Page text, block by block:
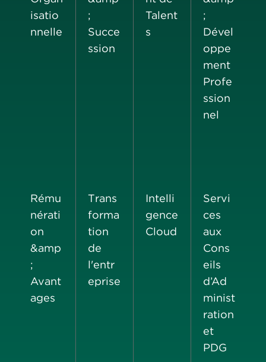
isatio
nnelle
;
Succe
ssion
Talent
s
;
Dével
oppe
ment
Profe
ssion
nel
Rému
nérati
on
&amp
;
Avant
ages
Trans
forma
tion
de
l'entr
eprise
Intelli
gence
Cloud
Servi
ces
aux
Cons
eils
d’Ad
minist
ration
et
PDG